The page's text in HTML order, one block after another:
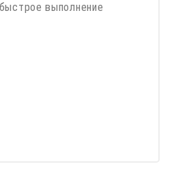
выполнение